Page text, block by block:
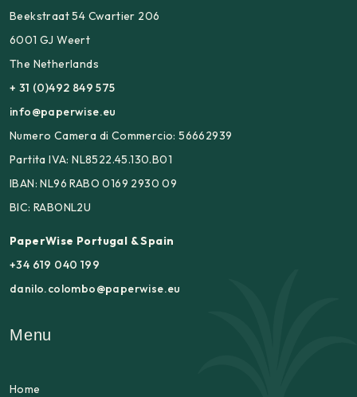
Beekstraat 54 Cwartier 206
6001 GJ Weert
The Netherlands
+ 31 (0)492 849 575
info@paperwise.eu
Numero Camera di Commercio: 56662939
Partita IVA: NL8522.45.130.B01
IBAN: NL96 RABO 0169 2930 09
BIC: RABONL2U
PaperWise Portugal & Spain
+34 619 040 199
danilo.colombo@paperwise.eu
Menu
Home